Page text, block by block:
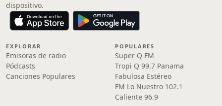
dispositivo.
EXPLORAR
Emisoras de radio
Pódcasts
Canciones Populares
POPULARES
Super Q FM
Tropi Q 99.7 Panama
Fabulosa Estéreo
FM Lo Nuestro 102.1
Caliente 96.9